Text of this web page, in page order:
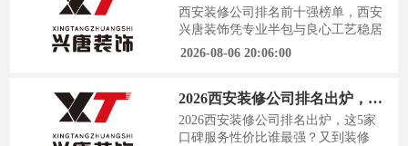
研报告显示，超过六成的西安业主在
装修过程中遭遇过预算失控，其
原因。西安装
西安装修公司排名前十强榜单，西安
兴唐装饰凭专业半包与良心工艺稳居
前列在西安拿到新房钥匙的那一刻，
会的行业调研报告显示，超过七成的
西安新房业主对装修市场的水深火热
表示担忧，害怕踩坑成为普遍心态。
2026-08-06 20:06:00
2026西安装修公司排名出炉，这5家口碑服务性价比谁最强？
2026西安装修公司排名出炉，这5家
口碑服务性价比谁最强？又到装修